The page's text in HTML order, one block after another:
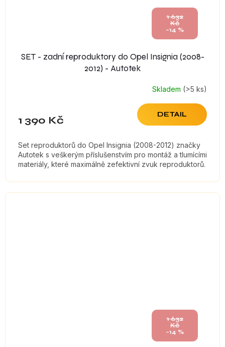
1 632
Kč
–14 %
SET - zadní reproduktory do Opel Insignia (2008-
2012) - Autotek
Skladem (>5 ks)
1 390 Kč DETAIL
Set reproduktorů do Opel Insignia (2008-2012) značky
Autotek s veškerým příslušenstvím pro montáž a tlumícími
materiály, které maximálně zefektivní zvuk reproduktorů.
1 632
Kč
–14 %